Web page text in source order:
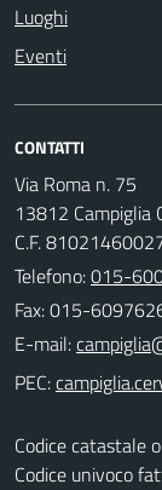
Luoghi
Eventi
CONTATTI
Via Roma n. 75
13812 Campiglia
C.F.
Telefono:015-
Fax: 015-
E-mail:
PEC:
Codice catastale
Codice univoco